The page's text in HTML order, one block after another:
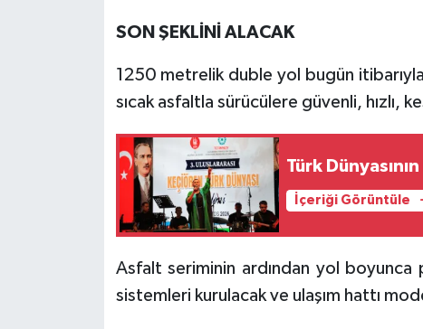
SON ŞEKLİNİ ALACAK
1250 metrelik duble yol bugün
sıcak asfaltla sürücülere güvenli, hızlı,
Türk
İçeriği Görüntüle
Asfalt seriminin ardından yol boyunca
sistemleri kurulacak ve ulaşım hattı